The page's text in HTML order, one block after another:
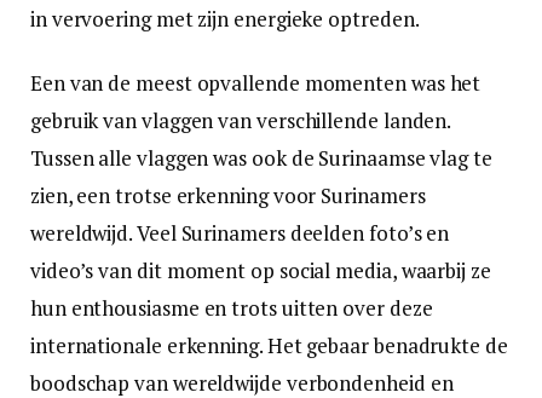
in vervoering met zijn energieke optreden.
Een van de meest opvallende momenten was het
gebruik van vlaggen van verschillende landen.
Tussen alle vlaggen was ook de Surinaamse vlag te
zien, een trotse erkenning voor Surinamers
wereldwijd. Veel Surinamers deelden foto’s en
video’s van dit moment op social media, waarbij ze
hun enthousiasme en trots uitten over deze
internationale erkenning. Het gebaar benadrukte de
boodschap van wereldwijde verbondenheid en